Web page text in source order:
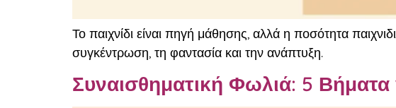
Το παιχνίδι είναι πηγή μάθησης, αλλά η ποσότητα
συγκέντρωση, τη φαντασία και την ανάπτυξη.
Συναισθηματική Φωλιά: 5